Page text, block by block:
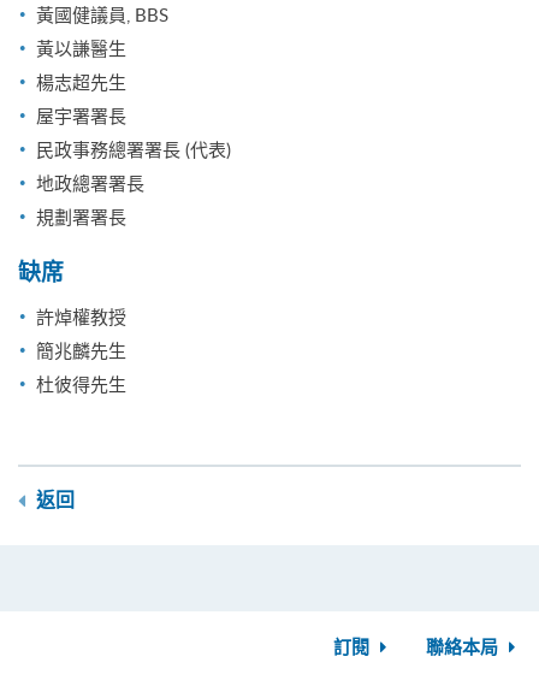
黃國健議員, BBS
黃以謙醫生
楊志超先生
屋宇署署長
民政事務總署署長 (代表)
地政總署署長
規劃署署長
缺席
許焯權教授
簡兆麟先生
杜彼得先生
返回
訂閱 聯絡本局